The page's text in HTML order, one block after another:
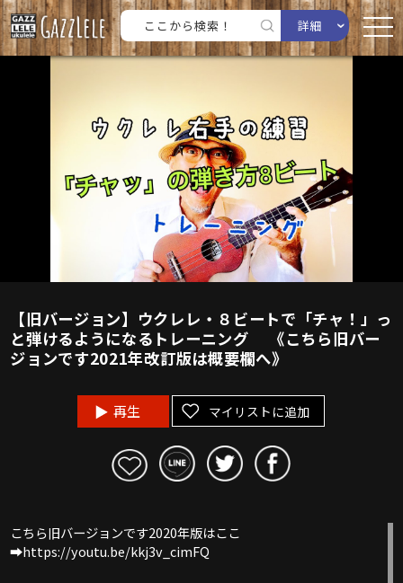
詳細
【旧バージョン】ウクレレ・８ビートで「チャ！」っ
と弾けるようになるトレーニング 《こちら旧バー
ジョンです2021年改訂版は概要欄へ》
再生 マイリストに追加
こちら旧バージョンです2020年版はここ
➡︎https://youtu.be/kkj3v_cimFQ